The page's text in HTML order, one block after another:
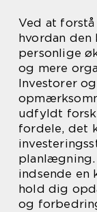
Ved at
hvordan
personlige
og mere
Investorer
udfyldt
fordele, det
indsende en
hold dig
og